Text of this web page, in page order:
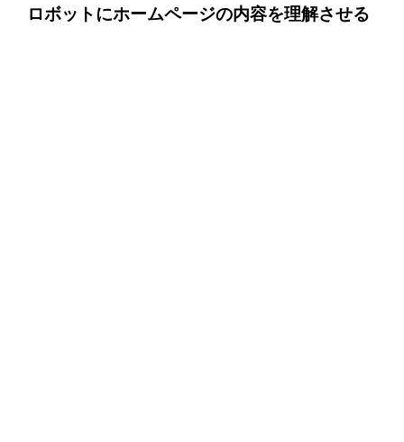
ロボットにホームページの内容を理解させる